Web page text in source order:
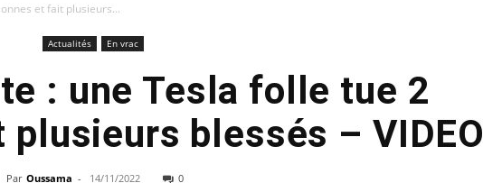
et fait plusieurs...
Actualités En vrac
: une Tesla folle tue 2
blessés – VIDEO
Par Oussama - 14/11/2022 0